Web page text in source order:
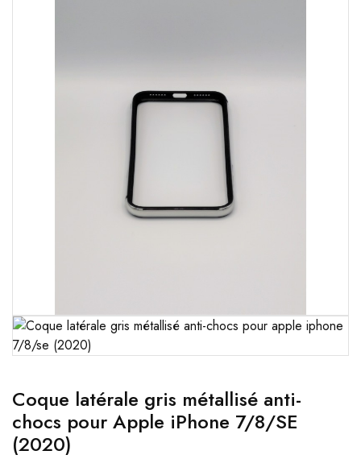
Coque latérale gris métallisé anti-
chocs pour Apple iPhone 7/8/SE
(2020)